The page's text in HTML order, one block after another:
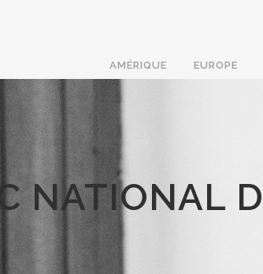
AMÉRIQUE EUROPE
NATIONAL